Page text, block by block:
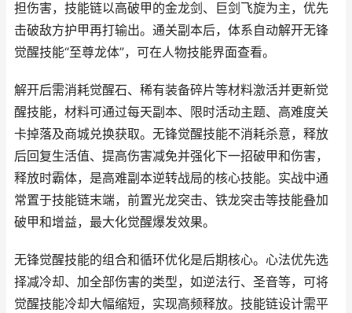
担伤害，技能链以高破甲的金龙剑、巨剑飞旋为主，优先
击破敌方护甲再打输出。通关副本后，体系自动解开无锋
觉醒技能“至尊龙体”，可在人物技能界面查看。
解开后需消耗觉醒石、稀有装备碎片等材料激活并更新觉
醒技能，材料可通过每天副本、限时活动主题、高难度关
卡掉落及商城兑换获取。无锋觉醒技能不消耗杀意，释放
后回复生活值、提高伤害减免并强化下一招破甲和伤害，
释放时霸体，是高难副本逆转战局的核心技能。实战中通
常置于技能链末端，前置光龙突击、铁龙突击等技能叠加
破甲和增益，最大化觉醒爆发效果。
无锋觉醒技能的组合和循环优化是后期核心。心法优先选
择减冷却、加全部伤害的类型，如逆法行、圣音等，可将
觉醒技能冷却大幅缩短，实现高频释放。技能链设计需平